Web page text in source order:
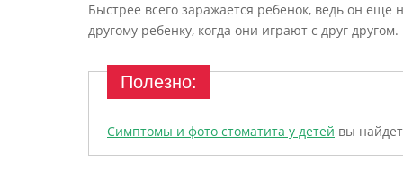
Быстрее всего заражается ребенок, ведь он еще
другому ребенку, когда они играют с друг другом.
Симптомы и фото стоматита у детей вы